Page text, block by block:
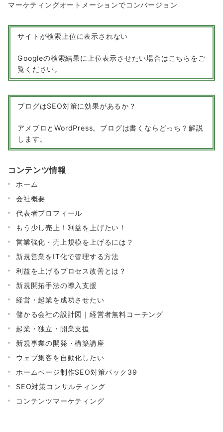
マーケティングオートメーションでコンバージョン
サイトが検索上位に表示されない
Googleの検索結果に上位表示させたい場合はこちらをご
覧ください。
ブログはSEO対策に効果があるか？
アメブロとWordPress。ブログは書くならどっち？解説
します。
コンテンツ情報
ホーム
会社概要
代表者プロフィール
もう少し売上！利益を上げたい！
営業強化・売上規模を上げるには？
新規営業をIT化で管理する方法
利益を上げるプロセス改善とは？
新規開拓手法の導入支援
経営・起業を成功させたい
儲かる会社の設計図｜経営者無料コーチング
起業・独立・開業支援
新規事業の開発・構築講座
ウェブ集客を自動化したい
ホームページ制作SEO対策パック39
SEO対策コンサルティング
コンテンツマーケティング